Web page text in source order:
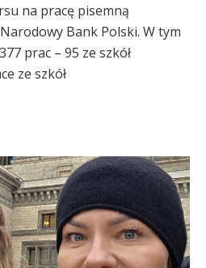
na pracę pisemną
Bank Polski. W tym
prac – 95 ze szkół
ze szkół